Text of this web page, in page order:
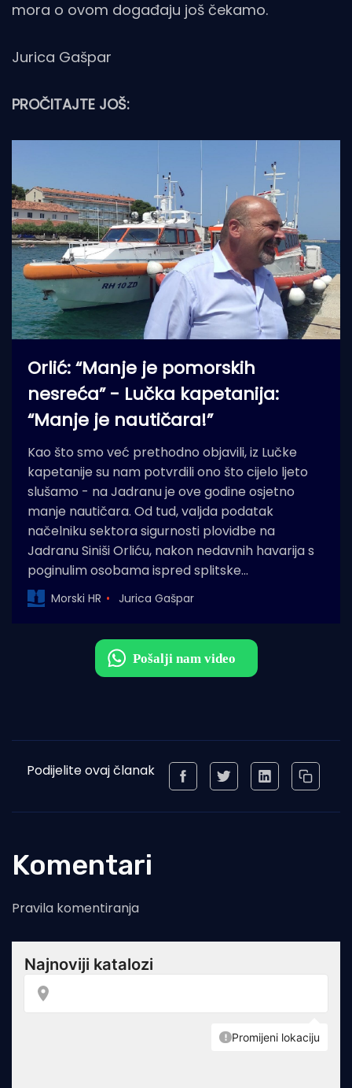
mora o ovom događaju još čekamo.
Jurica Gašpar
PROČITAJTE JOŠ:
Orlić: “Manje je pomorskih
nesreća” - Lučka kapetanija:
“Manje je nautičara!”
Kao što smo već prethodno objavili, iz Lučke
kapetanije su nam potvrdili ono što cijelo ljeto
slušamo - na Jadranu je ove godine osjetno
manje nautičara. Od tud, valjda podatak
načelniku sektora sigurnosti plovidbe na
Jadranu Siniši Orliću, nakon nedavnih havarija s
poginulim osobama ispred splitske…
Morski HR Jurica Gašpar
Podijelite ovaj članak
Komentari
Pravila komentiranja